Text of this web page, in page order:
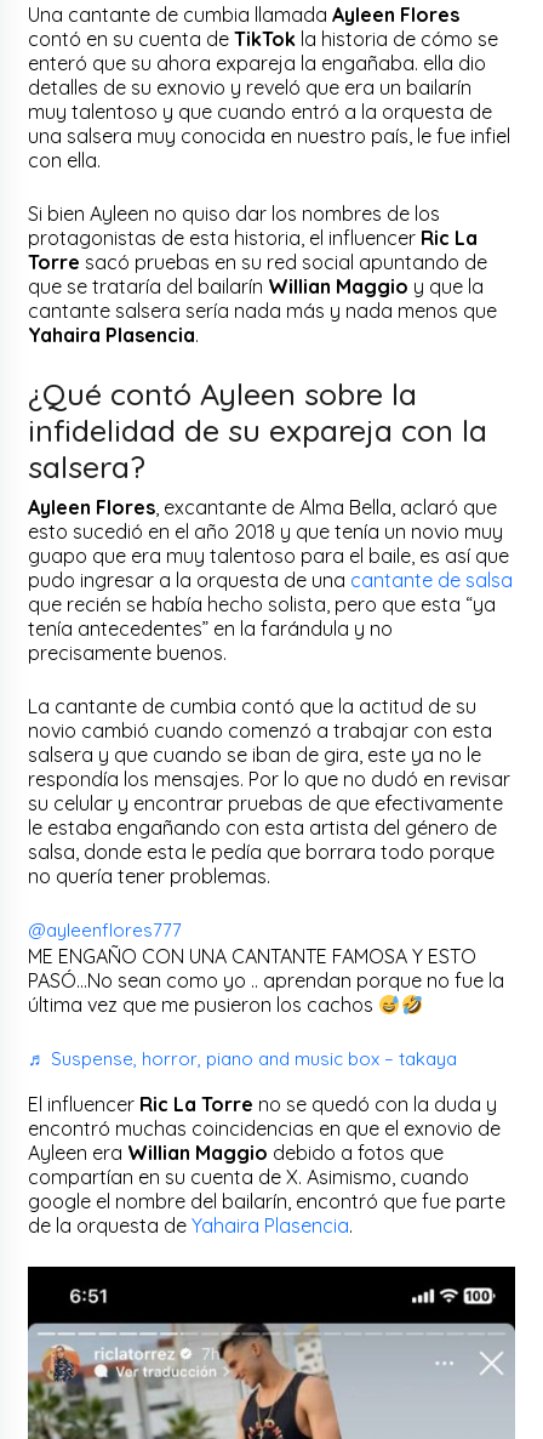
Una cantante de cumbia llamada Ayleen Flores
contó en su cuenta deTikTok la historia de cómo se
enteró que su ahora expareja la engañaba. ella dio
detalles de su exnovio y reveló que era un bailarín
muy talentoso y que cuando entró a la orquesta de
una salsera muy conocida en nuestro país, le fue infiel
con ella.
Si bien Ayleen no quiso dar los nombres de los
protagonistas de esta historia, el influencer Ric La
Torre sacó pruebas en su red social apuntando de
que se trataría del bailarín Willian Maggio y que la
cantante salsera sería nada más y nada menos que
Yahaira Plasencia.
¿Qué contó Ayleen sobre la
infidelidad de su expareja con la
salsera?
Ayleen Flores , excantante de Alma Bella, aclaró que
esto sucedió en el año 2018 y que tenía un novio muy
guapo que era muy talentoso para el baile, es así que
pudo ingresar a la orquesta de una cantante de salsa
que recién se había hecho solista, pero que esta “ya
tenía antecedentes” en la farándula y no
precisamente buenos.
La cantante de cumbia contó que la actitud de su
novio cambió cuando comenzó a trabajar con esta
salsera y que cuando se iban de gira, este ya no le
respondía los mensajes. Por lo que no dudó en revisar
su celular y encontrar pruebas de que efectivamente
le estaba engañando con esta artista del género de
salsa, donde esta le pedía que borrara todo porque
no quería tener problemas.
@ayleenflores777
ME ENGAÑO CON UNA CANTANTE FAMOSA Y ESTO
PASÓ…No sean como yo .. aprendan porque no fue la
última vez que me pusieron los cachos
♬ Suspense, horror, piano and music box – takaya
El influencer Ric La Torre no se quedó con la duda y
encontró muchas coincidencias en que el exnovio de
Ayleen era Willian Maggio debido a fotos que
compartían en su cuenta de X. Asimismo, cuando
google el nombre del bailarín, encontró que fue parte
de la orquesta deYahaira Plasencia.